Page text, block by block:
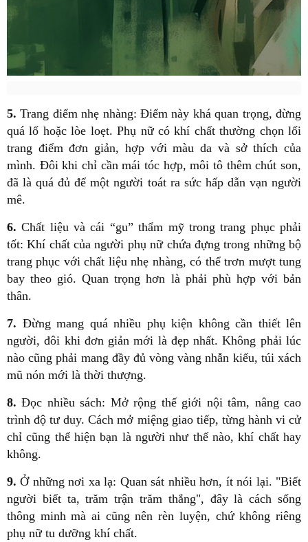
5. Trang điểm nhẹ nhàng: Điểm này khá quan trọng, đừng
quá lố hoặc lòe loẹt. Phụ nữ có khí chất thường chọn lối
trang điểm đơn giản, hợp với màu da và sở thích của
mình. Đôi khi chỉ cần mái tóc hợp, môi tô thêm chút son,
đã là quá đủ để một người toát ra sức hấp dẫn vạn người
mê.
6. Chất liệu và cái “gu” thẩm mỹ trong trang phục phải
tốt: Khí chất của người phụ nữ chứa đựng trong những bộ
trang phục với chất liệu nhẹ nhàng, có thể trơn mượt tung
bay theo gió. Quan trọng hơn là phải phù hợp với bản
thân.
7. Đừng mang quá nhiều phụ kiện không cần thiết lên
người, đôi khi đơn giản mới là đẹp nhất. Không phải lúc
nào cũng phải mang đầy đủ vòng vàng nhẫn kiểu, túi xách
mũ nón mới là thời thượng.
8.Đọc nhiều sách: Mở rộng thế giới nội tâm, nâng cao
trình độ tư duy. Cách mở miệng giao tiếp, từng hành vi cử
chỉ cũng thể hiện bạn là người như thế nào, khí chất hay
không.
9.Ở những nơi xa lạ: Quan sát nhiều hơn, ít nói lại. "Biết
người biết ta, trăm trận trăm thắng", đây là cách sống
thông minh mà ai cũng nên rèn luyện, chứ không riêng
phụ nữ tu dưỡng khí chất.